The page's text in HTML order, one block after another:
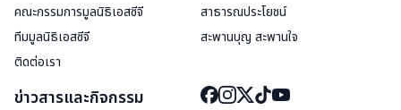
คณะกรรมการมูลนิธิเอสซีจี
ทีมมูลนิธิเอสซีจี
ติดต่อเรา
สาธารณประโยชน์
สะพานบุญ สะพานใจ
ข่าวสารและกิจกรรม